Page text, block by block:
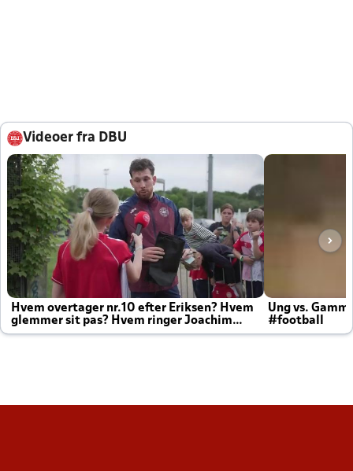
Videoer fra DBU
Hvem overtager nr.10 efter Eriksen? Hvem
glemmer sit pas? Hvem ringer Joachim
altid til efter kampe?
Ung vs.
#football